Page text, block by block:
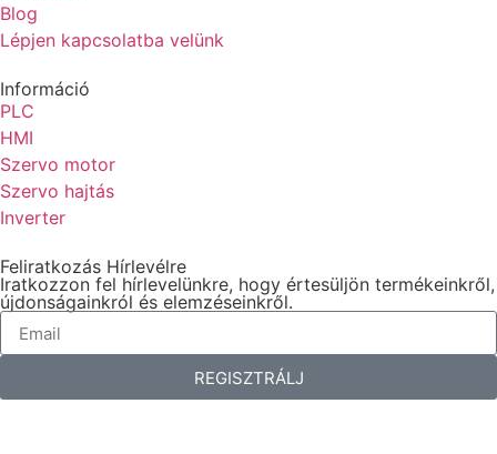
Blog
Lépjen kapcsolatba velünk
Információ
PLC
HMI
Szervo motor
Szervo hajtás
Inverter
Feliratkozás Hírlevélre
Iratkozzon fel hírlevelünkre, hogy értesüljön termékeinkről,
újdonságainkról és elemzéseinkről.
REGISZTRÁLJ